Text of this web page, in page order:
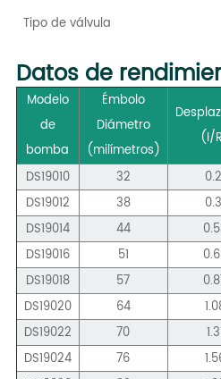
Tipo de válvula
Datos de
Modelo
de
bomba
Émbolo
Diámetro
(milímetros)
(I/
DS19010
32
DS19012
38
DS19014
44
DS19016
51
DS19018
57
DS19020
64
DS19022
70
DS19024
76